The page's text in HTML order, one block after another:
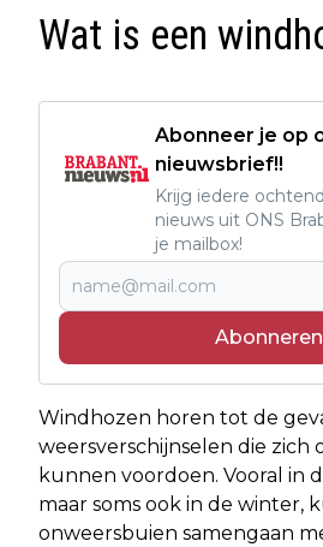
Wat is een
Abonneer je op
nieuwsbrief!!
Krijg iedere
nieuws uit ONS
je mailbox!
Abonneren
Windhozen horen tot de
weersverschijnselen die zich
kunnen voordoen. Vooral in
maar soms ook in de winter,
onweersbuien samengaan